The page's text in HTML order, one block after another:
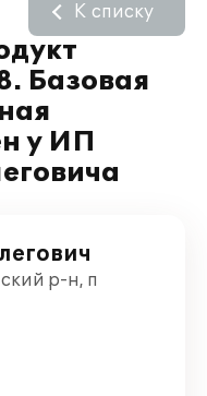
Базовая
у ИП
К списку
р-н, п